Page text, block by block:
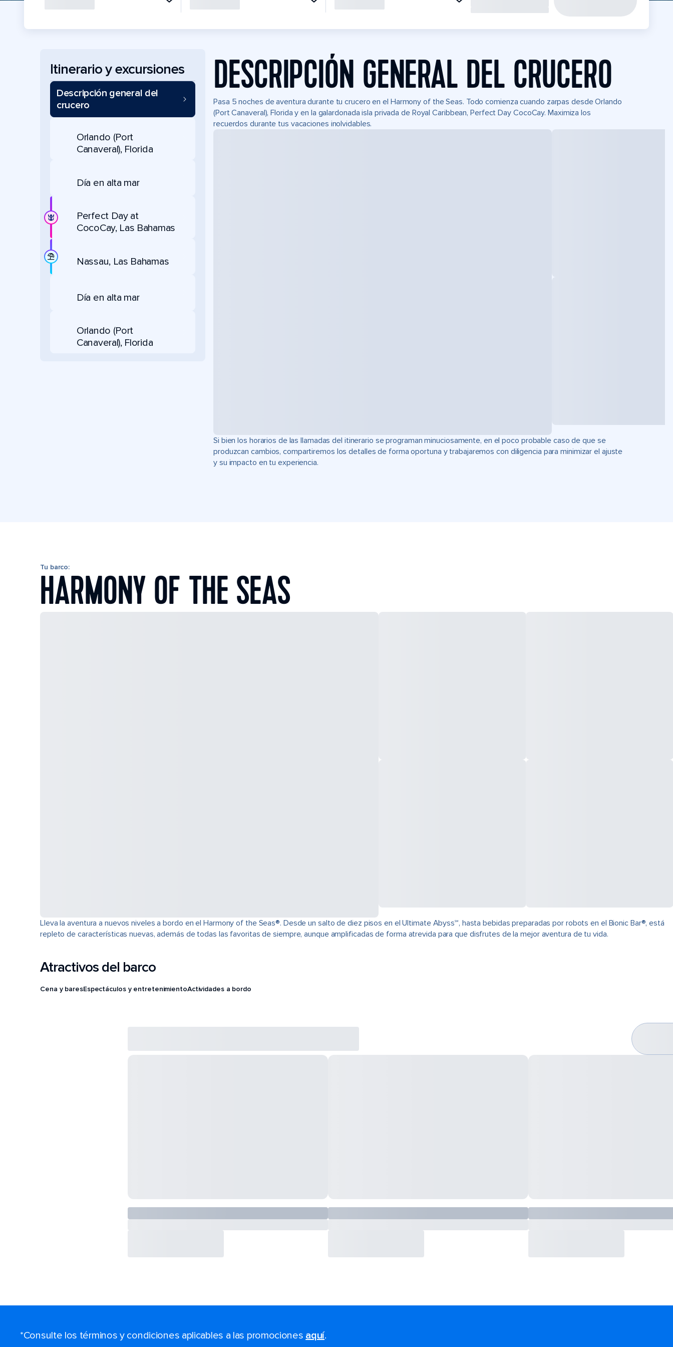
Itinerario y excursiones
Descripción general del
crucero
Orlando (Port
Canaveral), Florida
Día en alta mar
Perfect Day at
CocoCay, Las Bahamas
Nassau, Las Bahamas
Día en alta mar
Orlando (Port
Canaveral), Florida
DESCRIPCIÓN GENERAL DEL CRUCERO
Pasa 5 noches de aventura durante tu crucero en el Harmony of the Seas. Todo comienza cuando zarpas desde Orlando
(Port Canaveral), Florida y en la galardonada isla privada de Royal Caribbean, Perfect Day CocoCay. Maximiza los
recuerdos durante tus vacaciones inolvidables.
Si bien los horarios de las llamadas del itinerario se programan minuciosamente, en el poco probable caso de que se
produzcan cambios, compartiremos los detalles de forma oportuna y trabajaremos con diligencia para minimizar el ajuste
y su impacto en tu experiencia.
Tu barco:
HARMONY OF THE SEAS
Lleva la aventura a nuevos niveles a bordo en el Harmony of the Seas®. Desde un salto de diez pisos en el Ultimate Abyss℠, hasta bebidas preparadas por robots en el Bionic Bar®, está
repleto de características nuevas, además de todas las favoritas de siempre, aunque amplificadas de forma atrevida para que disfrutes de la mejor aventura de tu vida.
Atractivos del barco
Cena y baresEspectáculos y entretenimientoActividades a bordo
*Consulte los términos y condiciones aplicables a las promociones aquí.